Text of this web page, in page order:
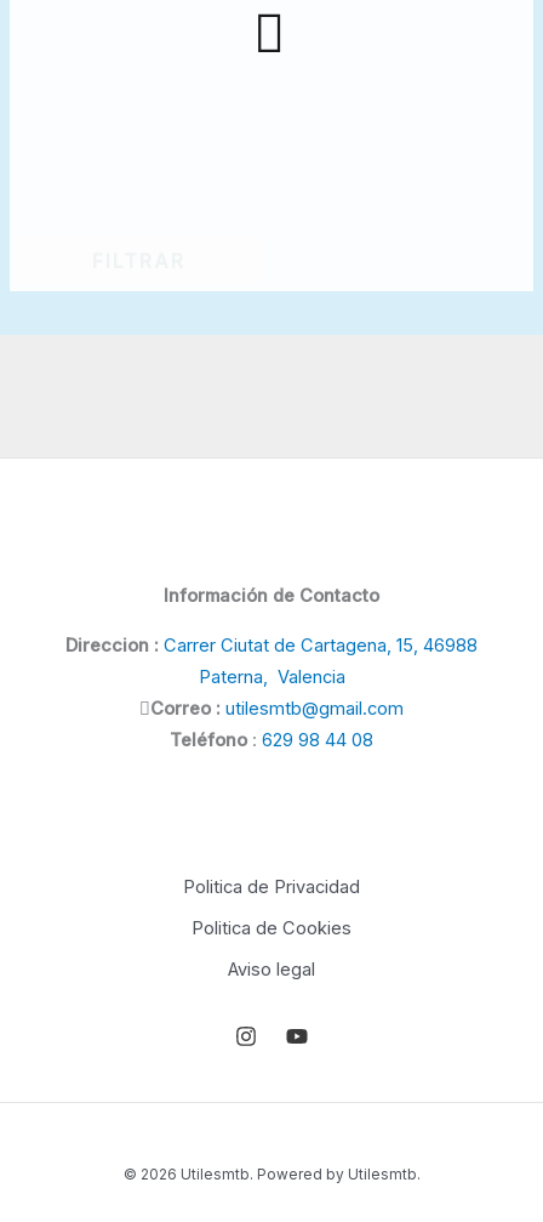
Información de Contacto
Direccion : Carrer Ciutat de Cartagena, 15, 46988
Paterna, Valencia
Correo : utilesmtb@gmail.com
Teléfono : 629 98 44 08
Politica de Privacidad
Politica de Cookies
Aviso legal
© 2026 Utilesmtb. Powered by Utilesmtb.